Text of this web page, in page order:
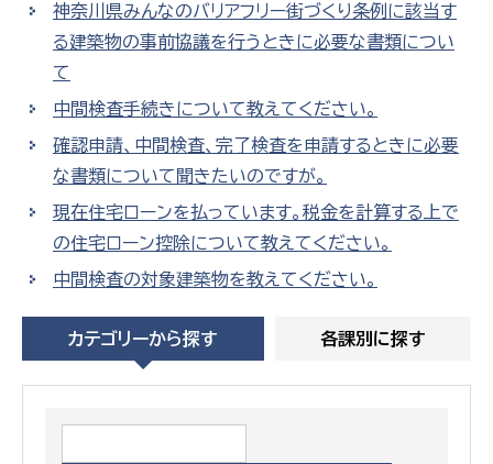
神奈川県みんなのバリアフリー街づくり条例に該当す
る建築物の事前協議を行うときに必要な書類につい
て
中間検査手続きについて教えてください。
確認申請、中間検査、完了検査を申請するときに必要
な書類について聞きたいのですが。
現在住宅ローンを払っています。税金を計算する上で
の住宅ローン控除について教えてください。
中間検査の対象建築物を教えてください。
カテゴリーから探す 各課別に探す